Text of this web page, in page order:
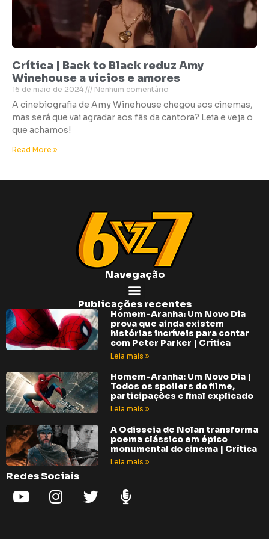
Crítica | Back to Black reduz Amy
Winehouse a vícios e amores
16 de maio de 2024 Nenhum comentário
A cinebiografia de Amy Winehouse chegou aos cinemas,
mas será que vai agradar aos fãs da cantora? Leia e veja o
que achamos!
Read More »
Navegação
Publicações recentes
Homem-Aranha: Um Novo Dia
prova que ainda existem
histórias incríveis para contar
com Peter Parker | Crítica
Leia mais »
Homem-Aranha: Um Novo Dia |
Todos os spoilers do filme,
participações e final explicado
Leia mais »
A Odisseia de Nolan transforma
poema clássico em épico
monumental do cinema | Crítica
Leia mais »
Redes Sociais